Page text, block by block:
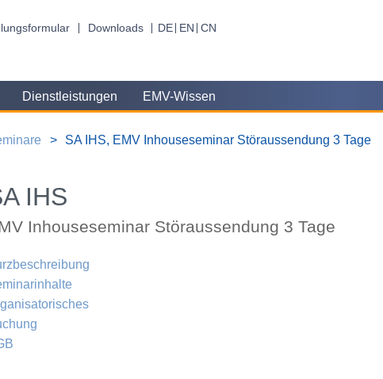
Downloads DE EN CN
Dienstleistungen EMV-Wissen
SA IHS, EMV Inhouseseminar Störaussendung 3 Tage
IHS
Inhouseseminar Störaussendung 3 Tage